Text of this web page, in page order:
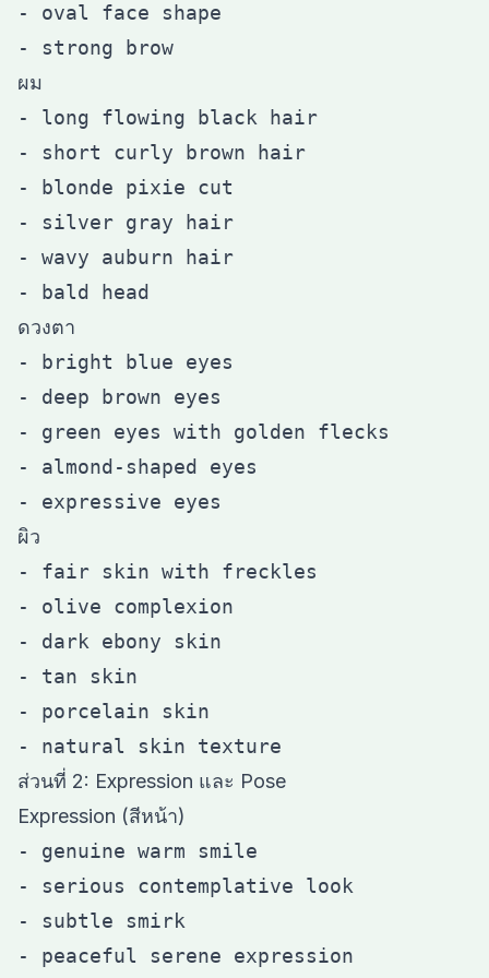
- oval face shape
ผม
- long flowing black hair
- short curly brown hair
- blonde pixie cut
- silver gray hair
- wavy auburn hair
ดวงตา
- bright blue eyes
- deep brown eyes
- green eyes with golden flecks
- almond-shaped eyes
ผิว
- fair skin with freckles
- olive complexion
- dark ebony skin
- tan skin
- porcelain skin
ส่วนที่ 2: Expression และ Pose
Expression (สีหน้า)
- genuine warm smile
- serious contemplative look
- subtle smirk
- peaceful serene expression